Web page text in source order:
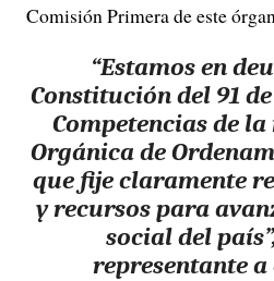
Comisión Primera de este
“Estamos en
Constitución del 91
Competencias de
Orgánica de
que fije claramente
y recursos para
social del
representante a